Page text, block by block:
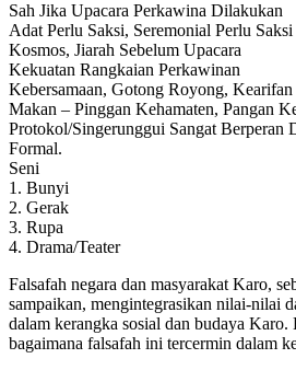
Sah Jika Upacara Perkawina Dilakukan
Adat Perlu Saksi, Seremonial Perlu Saksi
Kosmos, Jiarah Sebelum Upacara
Kekuatan Rangkaian Perkawinan
Kebersamaan, Gotong Royong,
Makan – Pinggan Kehamaten, Pangan
Protokol/Singerunggui Sangat Berperan
Formal.
Seni
1. Bunyi
2. Gerak
3. Rupa
4. Drama/Teater
Falsafah negara dan masyarakat Karo,
sampaikan, mengintegrasikan nilai-nilai
dalam kerangka sosial dan budaya Karo.
bagaimana falsafah ini tercermin dalam